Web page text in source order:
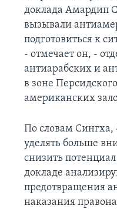
доклада Амардип
вызывали
подготовиться к
- отмечает он, -
антиарабских и
в зоне
американских
По словам Сингха,
уделять больше
снизить
докладе
предотвращения
наказания